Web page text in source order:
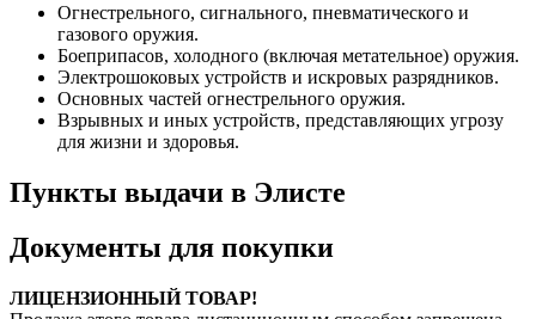
Огнестрельного, сигнального, пневматического и
газового оружия.
Боеприпасов, холодного (включая метательное) оружия.
Электрошоковых устройств и искровых разрядников.
Основных частей огнестрельного оружия.
Взрывных и иных устройств, представляющих угрозу
для жизни и здоровья.
Пункты выдачи в Элисте
Документы для покупки
ЛИЦЕНЗИОННЫЙ ТОВАР!